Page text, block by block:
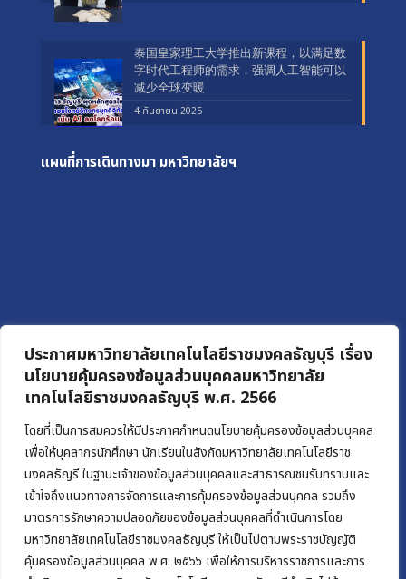
ประกาศมหาวิทยาลัยเทคโนโลยีราชมงคลธัญบุรี เรื่อง
นโยบายคุ้มครองข้อมูลส่วนบุคคลมหาวิทยาลัย
เทคโนโลยีราชมงคลธัญบุรี พ.ศ. 2566
โดยที่เป็นการสมควรให้มีประกาศกำหนดนโยบายคุ้มครองข้อมูลส่วนบุคคล
เพื่อให้บุคลากรนักศึกษา นักเรียนในสังกัดมหาวิทยาลัยเทคโนโลยีราช
มงคลธัญรี ในฐานะเจ้าของข้อมูลส่วนบุคคลและสาธารณชนรับทราบและ
เข้าใจถึงแนวทางการจัดการและการคุ้มครองข้อมูลส่วนบุคคล รวมถึง
มาตรการรักษาความปลอดภัยของข้อมูลส่วนบุคคลที่ดำเนินการโดย
มหาวิทยาลัยเทคโนโลยีราชมงคลธัญบุรี ให้เป็นไปตามพระราชบัญญัติ
คุ้มครองข้อมูลส่วนบุคคล พ.ศ. ๒๕๖๖ เพื่อให้การบริหารราชการและการ
泰国皇家理工大学推出新课程，以满足数
字时代工程师的需求，强调人工智能可以
减少全球变暖
4 กันยายน 2025
แผนที่การเดินทางมา มหาวิทยาลัยฯ